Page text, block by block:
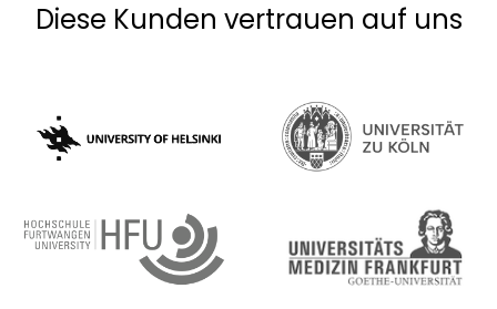
Diese Kunden vertrauen auf uns